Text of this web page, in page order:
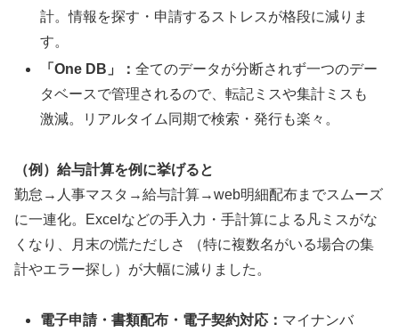
計。情報を探す・申請するストレスが格段に減りま
す。
「One DB」：全てのデータが分断されず一つのデー
タベースで管理されるので、転記ミスや集計ミスも
激減。リアルタイム同期で検索・発行も楽々。
（例）給与計算を例に挙げると
勤怠→人事マスタ→給与計算→web明細配布までスムーズ
に一連化。Excelなどの手入力・手計算による凡ミスがな
くなり、月末の慌ただしさ （特に複数名がいる場合の集
計やエラー探し）が大幅に減りました。
電子申請・書類配布・電子契約対応： マイナンバ